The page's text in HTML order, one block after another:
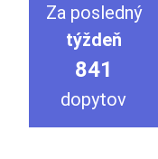
Za posledný
týždeň
841
dopytov